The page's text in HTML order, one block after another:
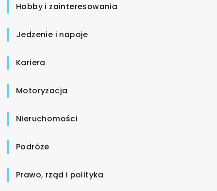
Hobby i zainteresowania
Jedzenie i napoje
Kariera
Motoryzacja
Nieruchomości
Podróże
Prawo, rząd i polityka